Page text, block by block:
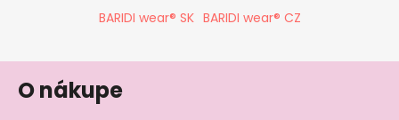
BARIDI wear® SK BARIDI wear® CZ
O nákupe